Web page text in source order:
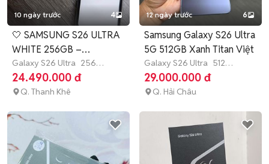
10 ngày trước 4
🤍 SAMSUNG S26 ULTRA
WHITE 256GB –
FLAGSHIP CỰC ĐẸP
Galaxy S26 Ultra 256
GB >12 tháng
24.490.000 đ
Q. Thanh Khê
12 ngày trước 6
Samsung Galaxy S26 Ultra
5G 512GB Xanh Titan Việt
Galaxy S26 Ultra 512
GB Còn bảo hành
29.000.000 đ
Q. Hải Châu